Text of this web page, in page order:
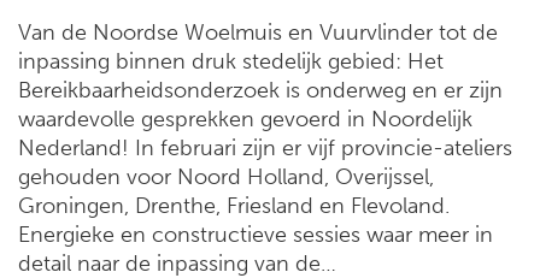
Van de Noordse Woelmuis en Vuurvlinder tot de
inpassing binnen druk stedelijk gebied: Het
Bereikbaarheidsonderzoek is onderweg en er zijn
waardevolle gesprekken gevoerd in Noordelijk
Nederland! In februari zijn er vijf provincie-ateliers
gehouden voor Noord Holland, Overijssel,
Groningen, Drenthe, Friesland en Flevoland.
Energieke en constructieve sessies waar meer in
detail naar de inpassing van de…